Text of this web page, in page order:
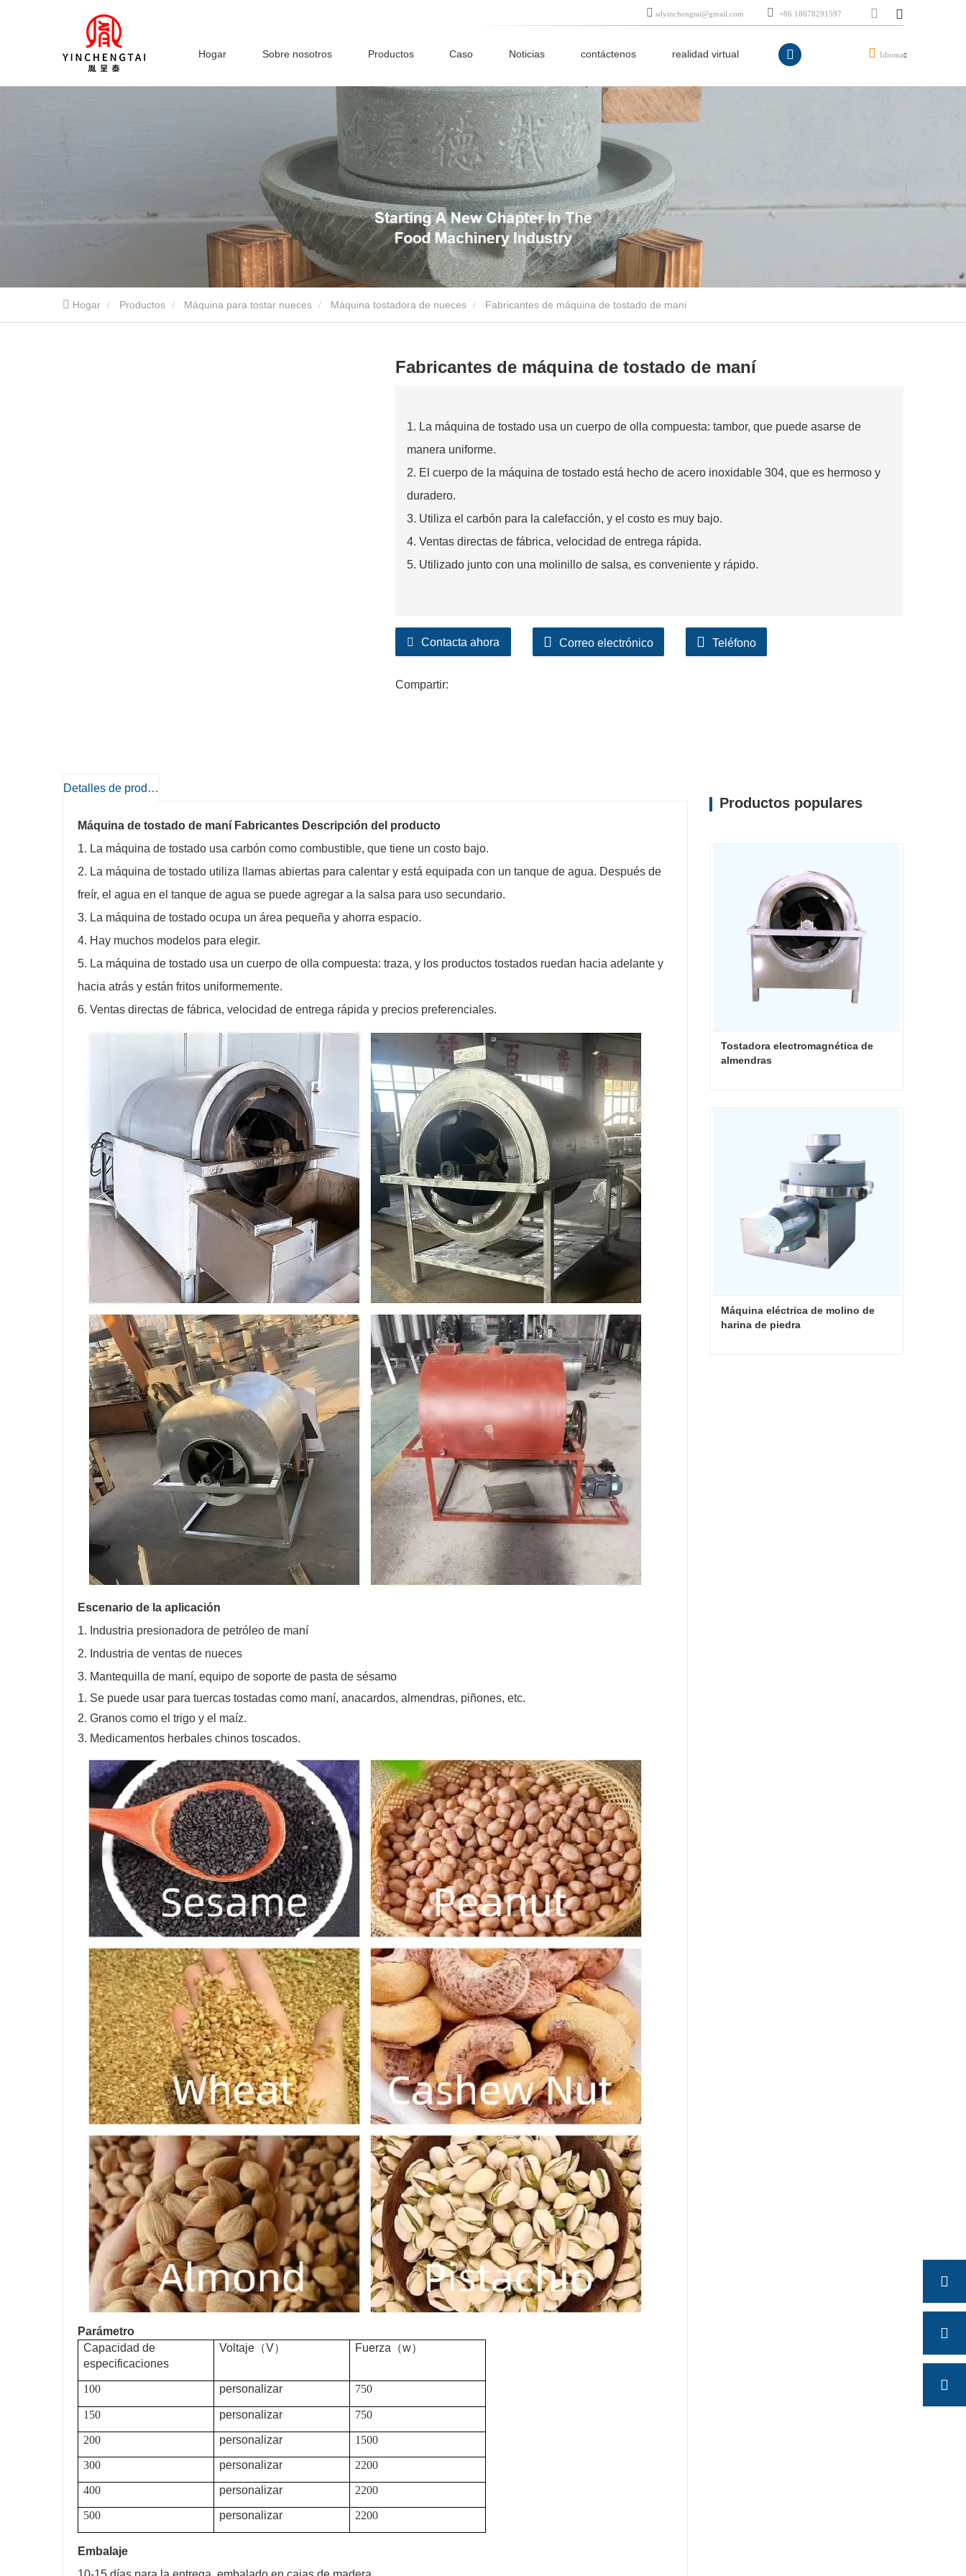
Hogar Sobre nosotros Productos Caso Noticias contáctenos realidad virtual
sdyinchengtai@gmail.com +86 18678291597
Idioma
Hogar Productos Máquina para tostar nueces Máquina tostadora de nueces Fabricantes de máquina de tostado de maní
Fabricantes de máquina de tostado de maní
1. La máquina de tostado usa un cuerpo de olla compuesta: tambor, que puede asarse de
manera uniforme.
2. El cuerpo de la máquina de tostado está hecho de acero inoxidable 304, que es hermoso y
duradero.
3. Utiliza el carbón para la calefacción, y el costo es muy bajo.
4. Ventas directas de fábrica, velocidad de entrega rápida.
5. Utilizado junto con una molinillo de salsa, es conveniente y rápido.
Contacta ahora Correo electrónico Teléfono
Compartir:
Detalles de producto
Máquina de tostado de maní Fabricantes Descripción del producto
1. La máquina de tostado usa carbón como combustible, que tiene un costo bajo.
2. La máquina de tostado utiliza llamas abiertas para calentar y está equipada con un tanque de agua. Después de
freír, el agua en el tanque de agua se puede agregar a la salsa para uso secundario.
3. La máquina de tostado ocupa un área pequeña y ahorra espacio.
4. Hay muchos modelos para elegir.
5. La máquina de tostado usa un cuerpo de olla compuesta: traza, y los productos tostados ruedan hacia adelante y
hacia atrás y están fritos uniformemente.
6. Ventas directas de fábrica, velocidad de entrega rápida y precios preferenciales.
Escenario de la aplicación
1. Industria presionadora de petróleo de maní
2. Industria de ventas de nueces
3. Mantequilla de maní, equipo de soporte de pasta de sésamo
1. Se puede usar para tuercas tostadas como maní, anacardos, almendras, piñones, etc.
2. Granos como el trigo y el maíz.
3. Medicamentos herbales chinos toscados.
Parámetro
Capacidad de
especificaciones
Voltaje （V） Fuerza （w）
100 personalizar 750
150 personalizar 750
200 personalizar 1500
300 personalizar 2200
400 personalizar 2200
500 personalizar 2200
Embalaje
Productos populares
Tostadora electromagnética de
almendras
Contacta ahora
Máquina eléctrica de molino de
harina de piedra